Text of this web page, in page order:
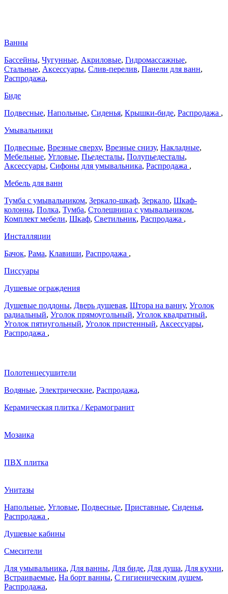
Ванны
Бассейны, Чугунные, Акриловые, Гидромассажные,
Стальные, Аксессуары, Слив-перелив, Панели для ванн,
Распродажа,
Биде
Подвесные, Напольные, Сиденья, Крышки-биде, Распродажа ,
Умывальники
Подвесные, Врезные сверху, Врезные снизу, Накладные,
Мебельные, Угловые, Пьедесталы, Полупьедесталы,
Аксессуары, Сифоны для умывальника, Распродажа ,
Мебель для ванн
Тумба с умывальником, Зеркало-шкаф, Зеркало, Шкаф-
колонна, Полка, Тумба, Столешница с умывальником,
Комплект мебели, Шкаф, Светильник, Распродажа ,
Инсталляции
Бачок, Рама, Клавиши, Распродажа ,
Писсуары
Душевые ограждения
Душевые поддоны, Дверь душевая, Штора на ванну, Уголок
радиальный, Уголок прямоугольный, Уголок квадратный,
Уголок пятиугольный, Уголок пристенный, Аксессуары,
Распродажа ,
Полотенцесушители
Водяные, Электрические, Распродажа,
Керамическая плитка / Керамогранит
Мозаика
ПВХ плитка
Унитазы
Напольные, Угловые, Подвесные, Приставные, Сиденья,
Распродажа ,
Душевые кабины
Смесители
Для умывальника, Для ванны, Для биде, Для душа, Для кухни,
Встраиваемые, На борт ванны, C гигиеническим душем,
Распродажа,